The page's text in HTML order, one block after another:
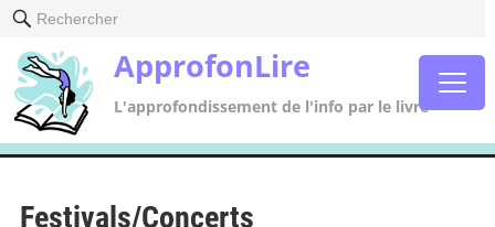
Rechercher
ApprofonLire
L'approfondissement de l'info par le livre
Festivals/Concerts